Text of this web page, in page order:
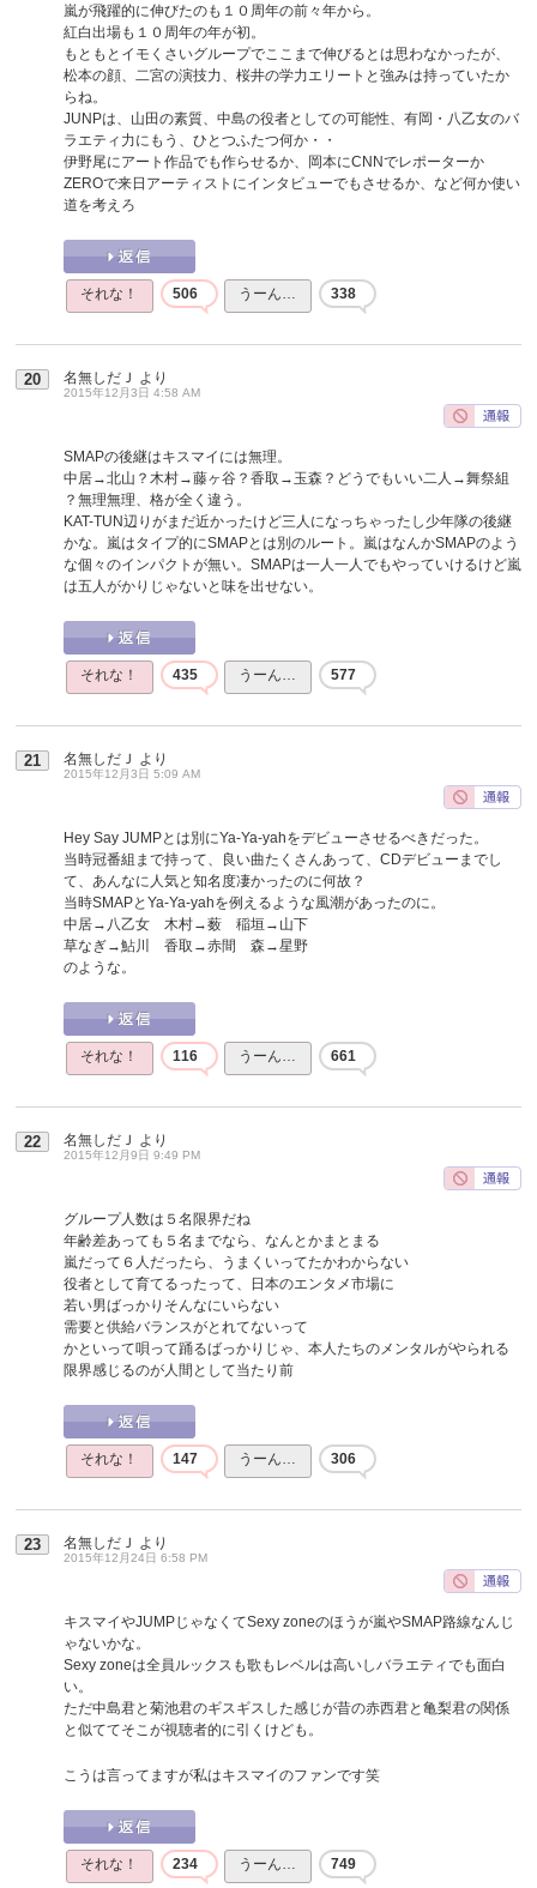
嵐が飛躍的に伸びたのも１０周年の前々年から。
紅白出場も１０周年の年が初。
もともとイモくさいグループでここまで伸びるとは思わなかったが、
松本の顔、二宮の演技力、桜井の学力エリートと強みは持っていたか
らね。
JUNPは、山田の素質、中島の役者としての可能性、有岡・八乙女のバ
ラエティ力にもう、ひとつふたつ何か・・
伊野尾にアート作品でも作らせるか、岡本にCNNでレポーターか
ZEROで来日アーティストにインタビューでもさせるか、など何か使い
道を考えろ
それな！ 506 うーん… 338
20 名無しだＪ より
2015年12月3日 4:58 AM
SMAPの後継はキスマイには無理。
中居→北山？木村→藤ヶ谷？香取→玉森？どうでもいい二人→舞祭組
？無理無理、格が全く違う。
KAT-TUN辺りがまだ近かったけど三人になっちゃったし少年隊の後継
かな。嵐はタイプ的にSMAPとは別のルート。嵐はなんかSMAPのよう
な個々のインパクトが無い。SMAPは一人一人でもやっていけるけど嵐
は五人がかりじゃないと味を出せない。
それな！ 435 うーん… 577
21 名無しだＪ より
2015年12月3日 5:09 AM
Hey Say JUMPとは別にYa-Ya-yahをデビューさせるべきだった。
当時冠番組まで持って、良い曲たくさんあって、CDデビューまでし
て、あんなに人気と知名度凄かったのに何故？
当時SMAPとYa-Ya-yahを例えるような風潮があったのに。
中居→八乙女 木村→薮 稲垣→山下
草なぎ→鮎川 香取→赤間 森→星野
のような。
それな！ 116 うーん… 661
22 名無しだＪ より
2015年12月9日 9:49 PM
グループ人数は５名限界だね
年齢差あっても５名までなら、なんとかまとまる
嵐だって６人だったら、うまくいってたかわからない
役者として育てるったって、日本のエンタメ市場に
若い男ばっかりそんなにいらない
需要と供給バランスがとれてないって
かといって唄って踊るばっかりじゃ、本人たちのメンタルがやられる
限界感じるのが人間として当たり前
それな！ 147 うーん… 306
23 名無しだＪ より
2015年12月24日 6:58 PM
キスマイやJUMPじゃなくてSexy zoneのほうが嵐やSMAP路線なんじ
ゃないかな。
Sexy zoneは全員ルックスも歌もレベルは高いしバラエティでも面白
い。
ただ中島君と菊池君のギスギスした感じが昔の赤西君と亀梨君の関係
と似ててそこが視聴者的に引くけども。
こうは言ってますが私はキスマイのファンです笑
それな！ 234 うーん… 749